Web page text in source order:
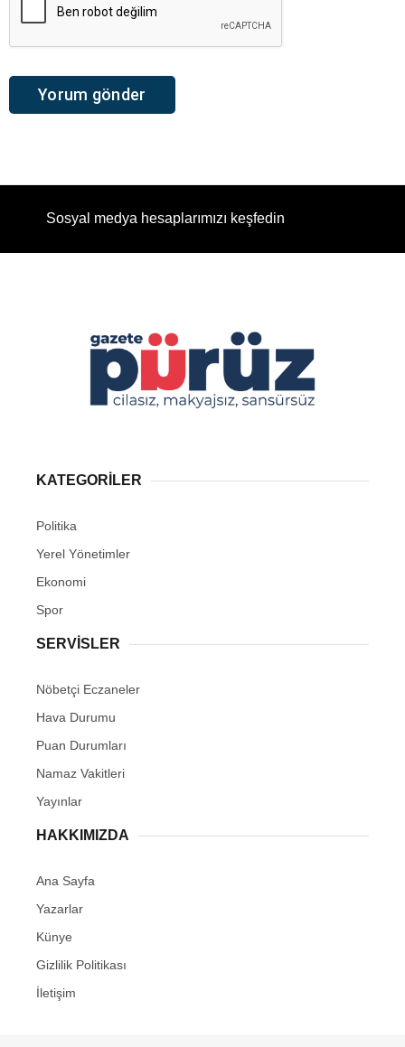
Sosyal medya hesaplarımızı keşfedin
KATEGORİLER
Politika
Yerel Yönetimler
Ekonomi
Spor
SERVİSLER
Nöbetçi Eczaneler
Hava Durumu
Puan Durumları
Namaz Vakitleri
Yayınlar
HAKKIMIZDA
Ana Sayfa
Yazarlar
Künye
Gizlilik Politikası
İletişim